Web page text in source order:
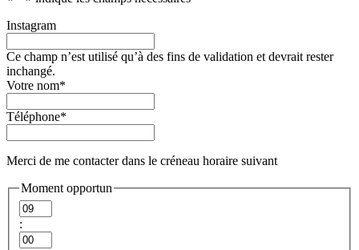
Instagram
Ce champ n’est utilisé qu’à des fins de validation et devrait rester
inchangé.
Votre nom*
Téléphone*
Merci de me contacter dans le créneau horaire suivant
Moment opportun
Heures
:
Minutes